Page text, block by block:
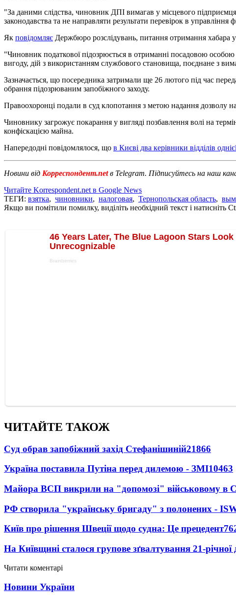
"За даними слідства, чиновник ДПІ вимагав у місцевого
законодавства та не направляти результати перевірок в
Як повідомляє Держбюро розслідувань, питання отримання хабара
"Чиновник податкової підозрюється в отриманні посадовою
вигоду, дій з використанням службового становища, поєднане з
Зазначається, що посередника затримали ще 26 лютого під час
обрання підозрюваним запобіжного заходу.
Правоохоронці подали в суд клопотання з метою надання дозволу
Чиновнику загрожує покарання у вигляді позбавлення волі на
конфіскацією майна.
Напередодні повідомлялося, що в Києві два керівники відділів
Новини від Корреспондент.netв Telegram. Підписуйтесь на наш
Читайте Korrespondent.net в Google News
ТЕГИ: взятка, чиновники, налоговая, Тернопольская область,
Якщо ви помітили помилку, виділіть необхідний текст і натисніть
ЧИТАЙТЕ ТАКОЖ
Суд обрав запобіжний захід Стефанішиній21866
Україна поставила Путіна перед дилемою - ЗМІ10463
Майора ВСП викрили на "допомозі" військовому в
РФ створила "українську бригаду" з полонених -
Київ про рішення Швеції щодо судна: Це прецедент
На Київщині сталося групове зґвалтування 21-річної
Читати коментарі
Новини України